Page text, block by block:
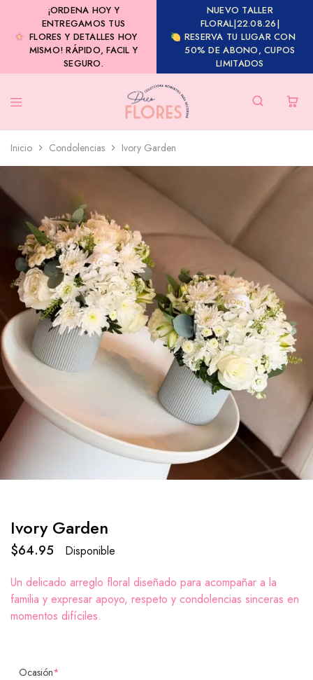
¡ORDENA HOY Y
ENTREGAMOS TUS
FLORES Y DETALLES HOY
MISMO! RÁPIDO, FACIL Y
SEGURO.
NUEVO TALLER
FLORAL|22.08.26|
RESERVA TU LUGAR CON
50% DE ABONO, CUPOS
LIMITADOS
Inicio Condolencias Ivory Garden
Ivory Garden
$64.95
Disponible
Un delicado arreglo floral diseñado para acompañar a la
familia y expresar apoyo, respeto y condolencias sinceras en
momentos difíciles.
Ocasión*